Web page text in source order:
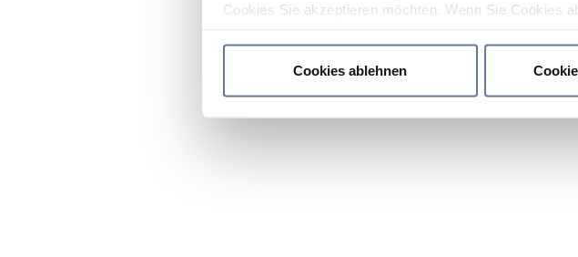
Cookies Sie akzeptieren möchten. Wenn Sie Cookies
Cookies ablehnen